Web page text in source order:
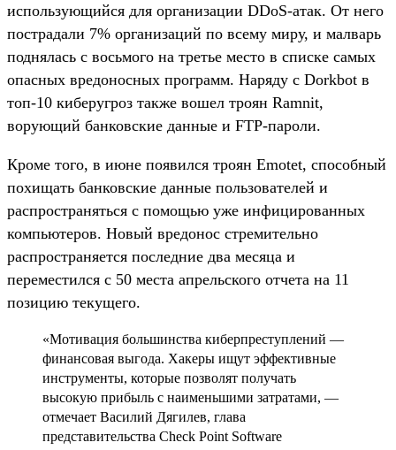
использующийся для организации DDoS-атак. От него
пострадали 7% организаций по всему миру, и малварь
поднялась с восьмого на третье место в списке самых
опасных вредоносных программ. Наряду с Dorkbot в
топ-10 киберугроз также вошел троян Ramnit,
ворующий банковские данные и FTP-пароли.
Кроме того, в июне появился троян Emotet, способный
похищать банковские данные пользователей и
распространяться с помощью уже инфицированных
компьютеров. Новый вредонос стремительно
распространяется последние два месяца и
переместился с 50 места апрельского отчета на 11
позицию текущего.
«Мотивация большинства киберпреступлений —
финансовая выгода. Хакеры ищут эффективные
инструменты, которые позволят получать
высокую прибыль с наименьшими затратами, —
отмечает Василий Дягилев, глава
представительства Check Point Software